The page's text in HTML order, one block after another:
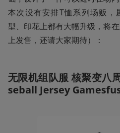
本次没有安排T恤系列场贩，
型、印花上都有大幅升级，将
上发售，还请大家期待）：
无限机组队服 核聚变八
seball Jersey